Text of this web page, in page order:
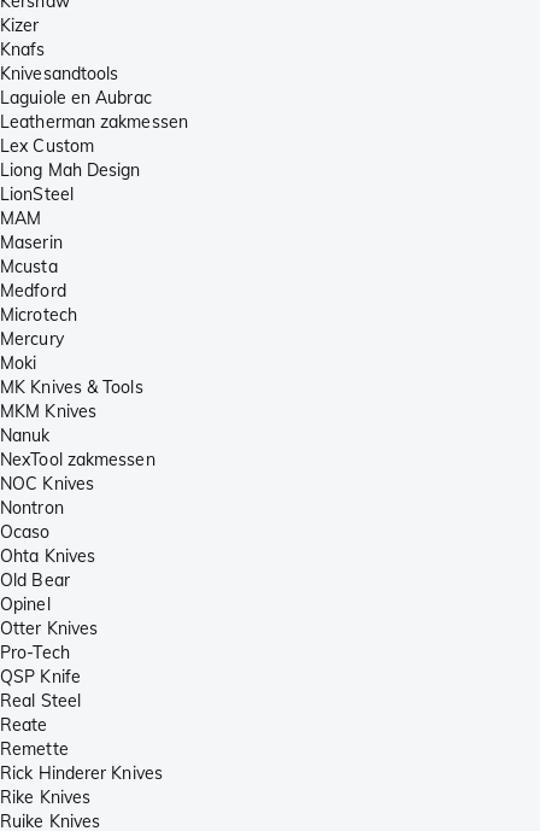
Kizer
Knafs
Knivesandtools
Laguiole en Aubrac
Leatherman zakmessen
Lex Custom
Liong Mah Design
LionSteel
MAM
Maserin
Mcusta
Medford
Microtech
Mercury
Moki
MK Knives & Tools
MKM Knives
Nanuk
NexTool zakmessen
NOC Knives
Nontron
Ocaso
Ohta Knives
Old Bear
Opinel
Otter Knives
Pro-Tech
QSP Knife
Real Steel
Reate
Remette
Rick Hinderer Knives
Rike Knives
Ruike Knives